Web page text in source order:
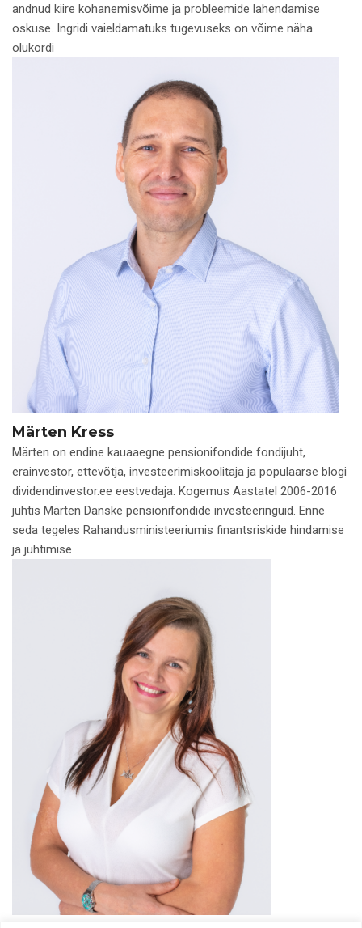
andnud kiire kohanemisvõime ja probleemide lahendamise
oskuse. Ingridi vaieldamatuks tugevuseks on võime näha
olukordi
Märten Kress
Märten on endine kauaaegne pensionifondide fondijuht,
erainvestor, ettevõtja, investeerimiskoolitaja ja populaarse blogi
dividendinvestor.ee eestvedaja. Kogemus Aastatel 2006-2016
juhtis Märten Danske pensionifondide investeeringuid. Enne
seda tegeles Rahandusministeeriumis finantsriskide hindamise
ja juhtimise